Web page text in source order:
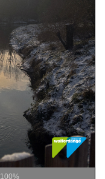
100%